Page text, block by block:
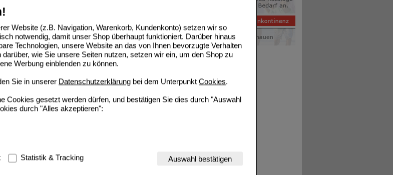
Website (z.B. Navigation, Warenkorb, Kundenkonto) setzen wir so
notwendig, damit unser Shop überhaupt funktioniert. Darüber hinaus
Technologien, unsere Website an das von Ihnen bevorzugte Verhalten
wie Sie unsere Seiten nutzen, setzen wir ein, um den Shop zu
Werbung einblenden zu können.
Sie in unserer Datenschutzerklärung bei dem Unterpunkt Cookies.
Cookies gesetzt werden dürfen, und bestätigen Sie dies durch "Auswahl
durch "Alles akzeptieren":
sich um Cookies, die für die Grundfunktionen unserer Website
Kundenkonto), weshalb auf diese nicht verzichtet werden kann.
Statistik & Tracking Auswahl bestätigen